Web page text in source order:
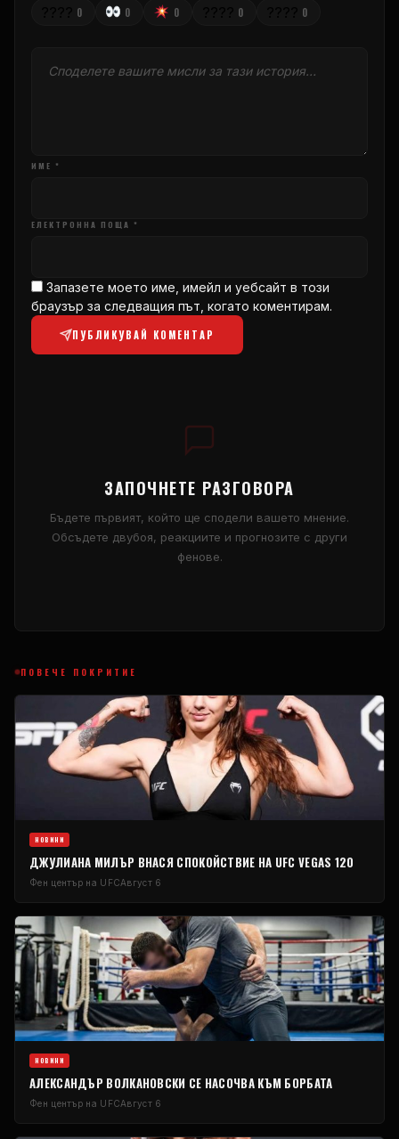
0 0 0 0 0
ИМЕ *
ЕЛЕКТРОННА ПОЩА *
Запазете моето име, имейл и уебсайт в този
браузър за следващия път, когато коментирам.
ПУБЛИКУВАЙ КОМЕНТАР
ЗАПОЧНЕТЕ РАЗГОВОРА
Бъдете първият, който ще сподели вашето мнение.
Обсъдете двубоя, реакциите и прогнозите с други
фенове.
ПОВЕЧЕ ПОКРИТИЕ
НОВИНИ
ДЖУЛИАНА МИЛЪР ВНАСЯ СПОКОЙСТВИЕ НА UFC VEGAS 120
Фен център на UFCАвгуст 6
НОВИНИ
АЛЕКСАНДЪР ВОЛКАНОВСКИ СЕ НАСОЧВА КЪМ БОРБАТА
Фен център на UFCАвгуст 6